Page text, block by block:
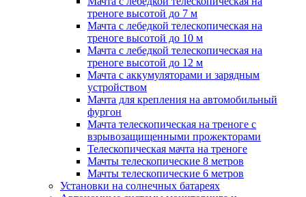
треноге высотой до 7 м
Мачта с лебедкой телескопическая на
треноге высотой до 10 м
Мачта с лебедкой телескопическая на
треноге высотой до 12 м
Мачта с аккумуляторами и зарядным
устройством
Мачта для крепления на автомобильный
фургон
Мачта телескопическая на треноге с
взрывозащищенными прожекторами
Телескопическая мачта на треноге
Мачты телескопические 8 метров
Мачты телескопические 6 метров
Установки на солнечных батареях